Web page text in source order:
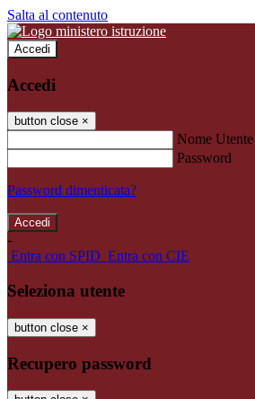
Salta al contenuto
Accedi
Accedi
button close ×
Nome Utente
Password
Password dimenticata?
-
Entra con SPID Entra con CIE
Seleziona utente
button close ×
Recupero password